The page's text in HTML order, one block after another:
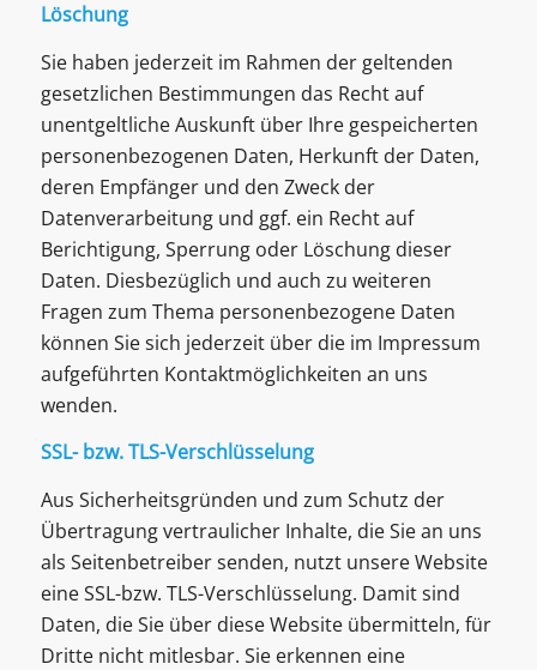
Löschung
Sie haben jederzeit im Rahmen der geltenden
gesetzlichen Bestimmungen das Recht auf
unentgeltliche Auskunft über Ihre gespeicherten
personenbezogenen Daten, Herkunft der Daten,
deren Empfänger und den Zweck der
Datenverarbeitung und ggf. ein Recht auf
Berichtigung, Sperrung oder Löschung dieser
Daten. Diesbezüglich und auch zu weiteren
Fragen zum Thema personenbezogene Daten
können Sie sich jederzeit über die im Impressum
aufgeführten Kontaktmöglichkeiten an uns
wenden.
SSL- bzw. TLS-Verschlüsselung
Aus Sicherheitsgründen und zum Schutz der
Übertragung vertraulicher Inhalte, die Sie an uns
als Seitenbetreiber senden, nutzt unsere Website
eine SSL-bzw. TLS-Verschlüsselung. Damit sind
Daten, die Sie über diese Website übermitteln, für
Dritte nicht mitlesbar. Sie erkennen eine